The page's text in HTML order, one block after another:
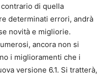
contrario di quella
determinati errori, andrà
novità e migliorie.
ancora non si
i miglioramenti che i
versione 6.1. Si tratterà,